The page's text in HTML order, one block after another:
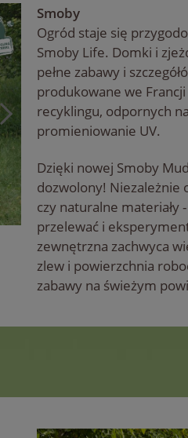
Smoby
Ogród staje się
Smoby Life. Domki i
pełne zabawy i
produkowane we
recyklingu, odpornych
promieniowanie UV.
Dzięki nowej Smoby
dozwolony! Niezależnie
czy naturalne materiały
przelewać i
zewnętrzna zachwyca
zlew i powierzchnia
zabawy na świeżym